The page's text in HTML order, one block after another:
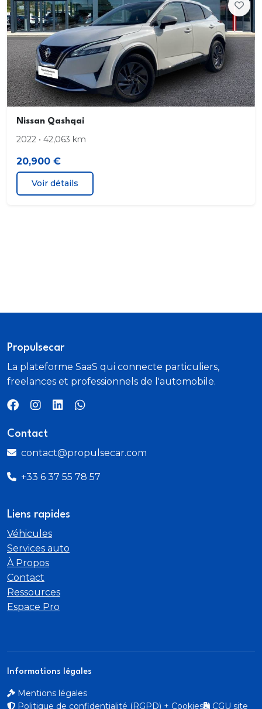
Nissan Qashqai
2022 • 42,063 km
20,900 €
Voir détails
Propulsecar
La plateforme SaaS qui connecte particuliers,
freelances et professionnels de l'automobile.
Contact
contact@propulsecar.com
+33 6 37 55 78 57
Liens rapides
Véhicules
Services auto
À Propos
Contact
Ressources
Espace Pro
Informations légales
Mentions légales
Politique de confidentialité (RGPD) + Cookies
CGU site